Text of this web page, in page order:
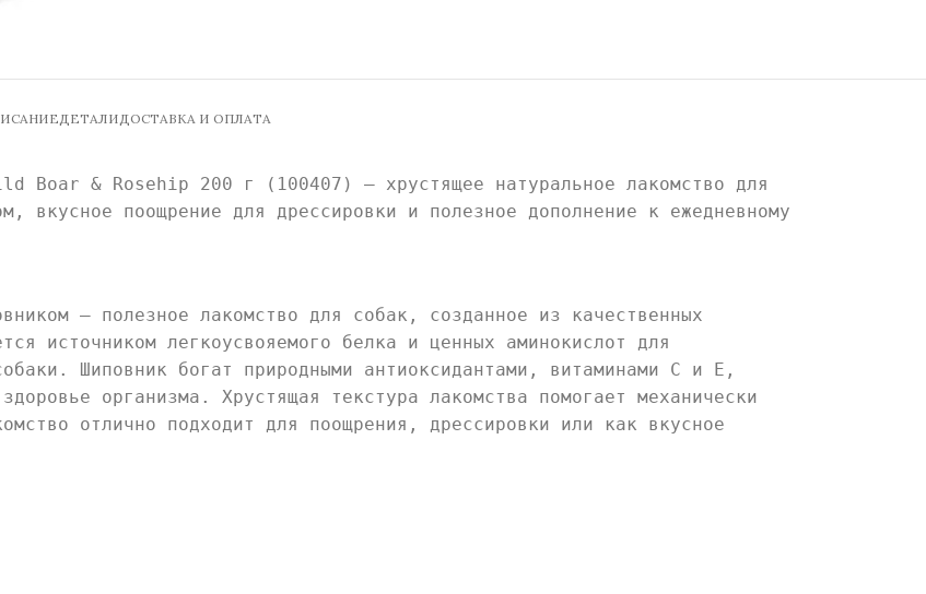
ДЕТАЛИ ДОСТАВКА И ОПЛАТА
Boar & Rosehip 200 г (100407) — хрустящее натуральное лакомство для
вкусное поощрение для дрессировки и полезное дополнение к ежедневному
— полезное лакомство для собак, созданное из качественных
источником легкоусвояемого белка и ценных аминокислот для
Шиповник богат природными антиоксидантами, витаминами C и E,
организма. Хрустящая текстура лакомства помогает механически
отлично подходит для поощрения, дрессировки или как вкусное